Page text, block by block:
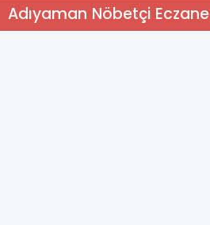
Adıyaman Nöbetçi Eczane